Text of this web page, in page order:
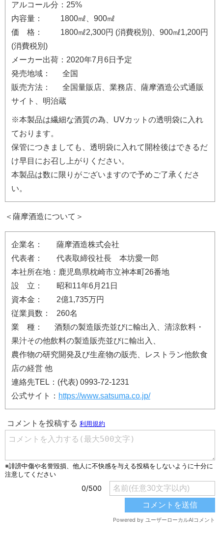
アルコール分：25%
内容量： 1800㎖、900㎖
価 格： 1800㎖2,300円 (消費税別)、900㎖1,200円
(消費税別)
メーカー出荷：2020年7月6日予定
発売地域： 全国
販売方法： 全国量販店、業務店、薩摩酒造公式通販
サイト、明治蔵
※本製品は繊細な酒質の為、UVカットの透明袋に入れ
ております。
保管につきましても、透明袋に入れて開栓後はできるだ
け早目にお召し上がりください。
本製品は数に限りがございますので予めご了承くださ
い。
＜薩摩酒造について＞
企業名： 薩摩酒造株式会社
代表者： 代表取締役社長 本坊愛一郎
本社所在地：鹿児島県枕崎市立神本町26番地
設 立： 昭和11年6月21日
資本金： 2億1,735万円
従業員数： 260名
業 種： 酒類の製造販売並びに輸出入、清涼飲料・
果汁その他飲料の製造販売並びに輸出入、
農作物の研究開発及び生産物の販売、レストラン他飲食
店の経営 他
連絡先TEL：(代表) 0993-72-1231
公式サイト： https://www.satsuma.co.jp/